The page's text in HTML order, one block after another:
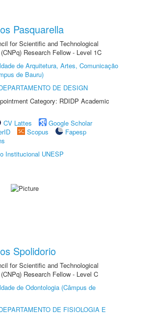
Pasquarella
for Scientific and Technological
Research Fellow - Level 1C
de Arquitetura, Artes, Comunicação
de Bauru)
DE DESIGN
Category: RDIDP Academic
CV Lattes
Google Scholar
Scopus
Fapesp
Institucional UNESP
Spolidorio
for Scientific and Technological
Research Fellow - Level C
de Odontologia (Câmpus de
DE FISIOLOGIA E